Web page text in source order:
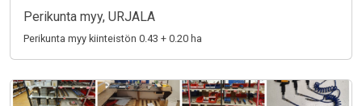
Perikunta myy, URJALA
Perikunta myy kiinteistön 0.43 + 0.20 ha